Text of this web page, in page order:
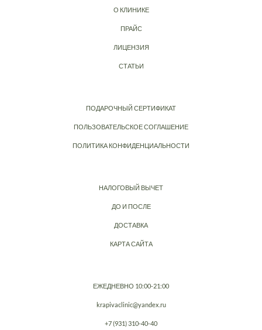
О КЛИНИКЕ
ПРАЙС
ЛИЦЕНЗИЯ
СТАТЬИ
ПОДАРОЧНЫЙ СЕРТИФИКАТ
ПОЛЬЗОВАТЕЛЬСКОЕ СОГЛАШЕНИЕ
ПОЛИТИКА КОНФИДЕНЦИАЛЬНОСТИ
НАЛОГОВЫЙ ВЫЧЕТ
ДО И ПОСЛЕ
ДОСТАВКА
КАРТА САЙТА
ЕЖЕДНЕВНО 10:00-21:00
krapivaclinic@yandex.ru
+7 (931) 310-40-40